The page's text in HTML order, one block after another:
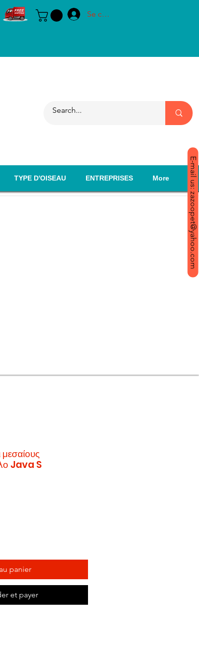
E-mail us: zazoopet@yahoo.com
Se connecter
TYPE D'OISEAU ENTREPRISES More
μεσαίους
Java S
panier
et payer